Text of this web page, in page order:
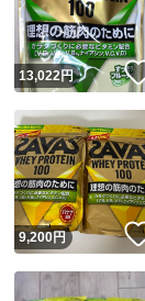
スピード＆安心発送
スピード発送
安心発送
いいね！
13,022円
いいね！
9,200円